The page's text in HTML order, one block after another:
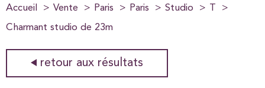
Accueil Vente Paris Paris Studio
T
Charmant studio de 23m
retour aux résultats